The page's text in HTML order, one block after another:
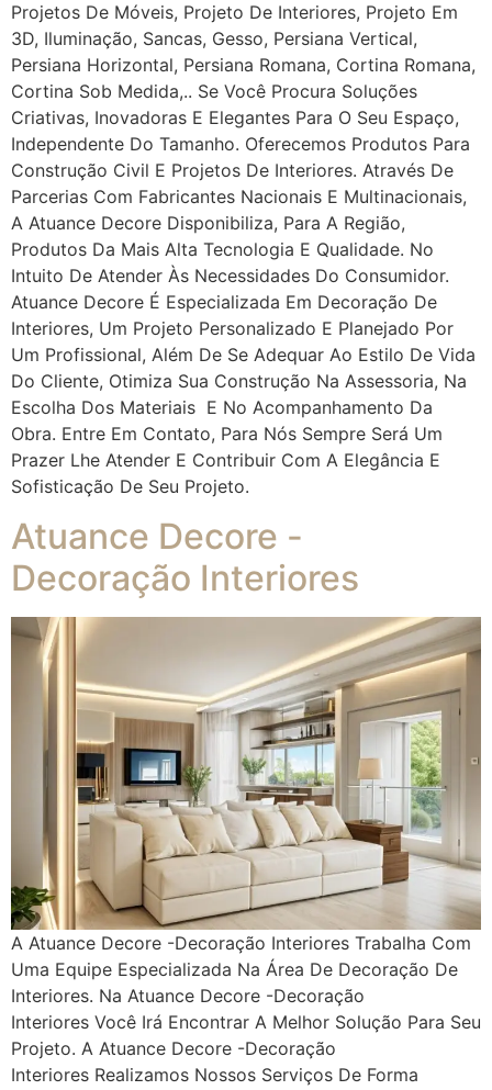
Projetos De Móveis, Projeto De Interiores, Projeto Em
3D, Iluminação, Sancas, Gesso, Persiana Vertical,
Persiana Horizontal, Persiana Romana, Cortina Romana,
Cortina Sob Medida,.. Se Você Procura Soluções
Criativas, Inovadoras E Elegantes Para O Seu Espaço,
Independente Do Tamanho. Oferecemos Produtos Para
Construção Civil E Projetos De Interiores. Através De
Parcerias Com Fabricantes Nacionais E Multinacionais,
A Atuance Decore Disponibiliza, Para A Região,
Produtos Da Mais Alta Tecnologia E Qualidade. No
Intuito De Atender Às Necessidades Do Consumidor.
Atuance Decore É Especializada Em Decoração De
Interiores, Um Projeto Personalizado E Planejado Por
Um Profissional, Além De Se Adequar Ao Estilo De Vida
Do Cliente, Otimiza Sua Construção Na Assessoria, Na
Escolha Dos Materiais E No Acompanhamento Da
Obra. Entre Em Contato, Para Nós Sempre Será Um
Prazer Lhe Atender E Contribuir Com A Elegância E
Sofisticação De Seu Projeto.
Atuance Decore -
Decoração Interiores
A Atuance Decore -Decoração Interiores Trabalha Com
Uma Equipe Especializada Na Área De Decoração De
Interiores. Na Atuance Decore -Decoração
Interiores Você Irá Encontrar A Melhor Solução Para Seu
Projeto. A Atuance Decore -Decoração
Interiores Realizamos Nossos Serviços De Forma